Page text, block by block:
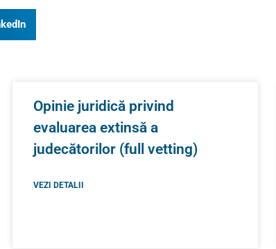
Opinie juridică privind
evaluarea extinsă a
judecătorilor (full vetting)
VEZI DETALII